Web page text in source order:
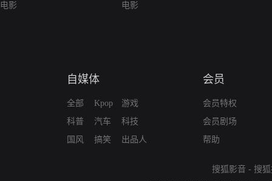
电影
电影
自媒体
全部
科普
国风
Kpop
汽车
搞笑
游戏
科技
出品人
会员
会员特权
会员剧场
帮助
搜狐影音 - 搜